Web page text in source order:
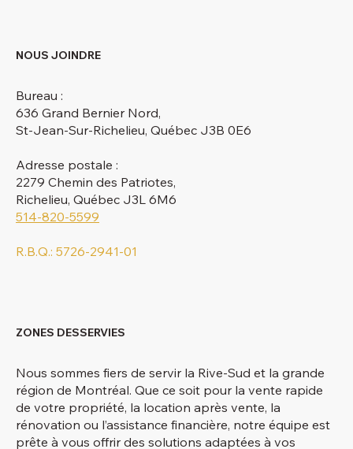
NOUS JOINDRE
Bureau :
636 Grand Bernier Nord,
St-Jean-Sur-Richelieu, Québec J3B 0E6
Adresse postale :
2279 Chemin des Patriotes,
Richelieu, Québec J3L 6M6
514-820-5599
R.B.Q.: 5726-2941-01
ZONES DESSERVIES
Nous sommes fiers de servir la Rive-Sud et la grande
région de Montréal. Que ce soit pour la vente rapide
de votre propriété, la location après vente, la
rénovation ou l’assistance financière, notre équipe est
prête à vous offrir des solutions adaptées à vos